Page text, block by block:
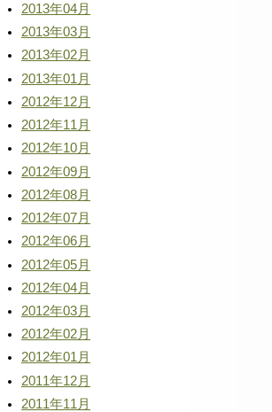
2013年04月
2013年03月
2013年02月
2013年01月
2012年12月
2012年11月
2012年10月
2012年09月
2012年08月
2012年07月
2012年06月
2012年05月
2012年04月
2012年03月
2012年02月
2012年01月
2011年12月
2011年11月